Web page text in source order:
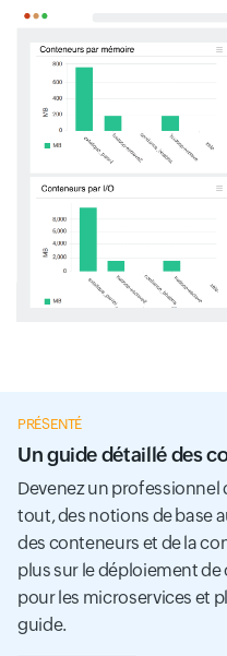
PRÉSENTÉ
Un guide détaillé des
Devenez un
tout, des notions de base
des conteneurs et de la
plus sur le déploiement
pour les microservices et
guide.